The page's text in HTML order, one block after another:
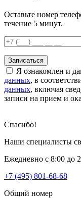
Оставьте номер
течение 5 минут.
Записаться
Я ознакомлен и
данных, в
данных, включая
записи на прием и
Спасибо!
Наши специалисты
Ежедневно с 8:00 до
+7 (495) 801-68-68
Общий номер